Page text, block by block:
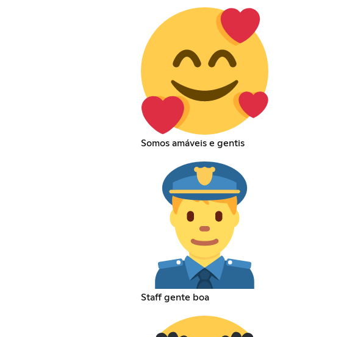
Somos amáveis e gentis
Staff gente boa